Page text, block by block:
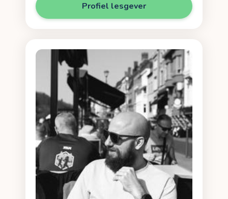
Profiel lesgever